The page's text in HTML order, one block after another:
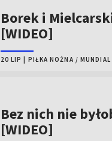
Borek i
[WIDEO]
20 LIP PIŁKA NOŻNA /
Bez nich nie
[WIDEO]